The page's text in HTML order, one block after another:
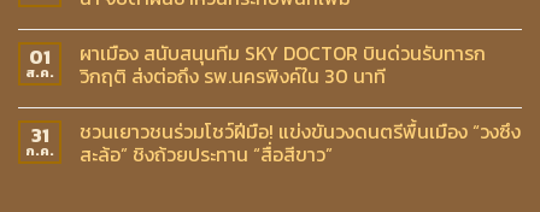
01
ส.ค.
ผาเมือง สนับสนุนทีม SKY DOCTOR บินด่วนรับทารก
วิกฤติ ส่งต่อถึง รพ.นครพิงค์ใน 30 นาที
31
ก.ค.
ชวนเยาวชนร่วมโชว์ฝีมือ! แข่งขันวงดนตรีพื้นเมือง “วงซึง
สะล้อ” ชิงถ้วยประทาน “สื่อสีขาว”